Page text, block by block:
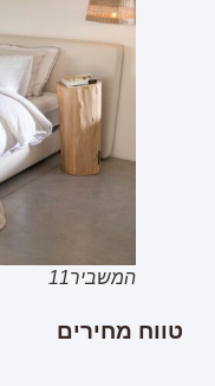
המשביר11
טווח מחירים